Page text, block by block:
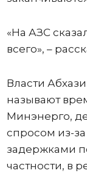
«На АЗС
всего», –
Власти
называют
Минэнерго,
спросом из-за
задержками
частности, в